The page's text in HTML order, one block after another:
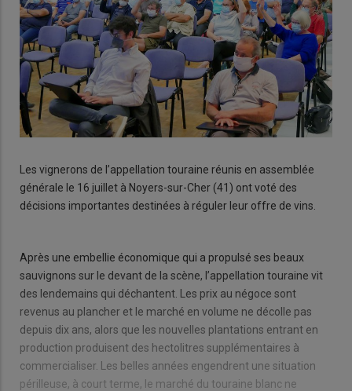
Les vignerons de l’appellation touraine réunis en assemblée
générale le 16 juillet à Noyers-sur-Cher (41) ont voté des
décisions importantes destinées à réguler leur offre de vins.
Après une embellie économique qui a propulsé ses beaux
sauvignons sur le devant de la scène, l’appellation touraine vit
des lendemains qui déchantent. Les prix au négoce sont
revenus au plancher et le marché en volume ne décolle pas
depuis dix ans, alors que les nouvelles plantations entrant en
production produisent des hectolitres supplémentaires à
commercialiser. Les belles années engendrent une situation
périlleuse, à court terme, le marché du touraine blanc ne